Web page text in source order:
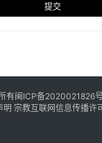
提交
有闽ICP备2020021826号
明 宗教互联网信息传播